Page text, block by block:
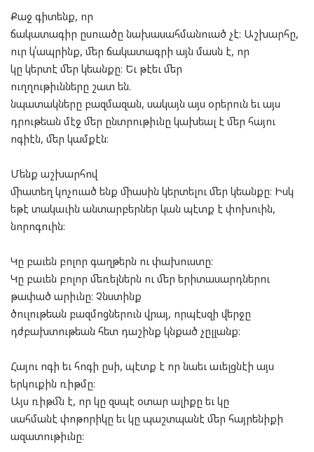
Քաջ գիտենք, որ
ճակատագիր ըսուածը նախասահմանուած չէ։ Աշխարհը,
ուր կ՛ապրինք, մեր ճակատագրի այն մասն է, որ
կը կերտէ մեր կեանքը։ Եւ թէեւ մեր
ուղղութիւնները շատ են.
նպատակները բազմազան, սակայն այս օրերուն եւ այս
դրութեան մէջ մեր ընտրութիւնը կախեալ է մեր հայու
ոգիէն, մեր կամքէն։
Մենք աշխարհով
միատեղ կոչուած ենք միասին կերտելու մեր կեանքը։ Իսկ
եթէ տակաւին անտարբերներ կան պէտք է փոխուին,
նորոգուին։
Կը բաւեն բոլոր գաղթերն ու փախուստը։
Կը բաւեն բոլոր մեռելներն ու մեր երիտասարդներու
թափած արիւնը։ Չնստինք
ծուլութեան բազմոցներուն վրայ, որպէսզի վերջը
դժբախտութեան հետ դաշինք կնքած չըլլանք։
Հայու ոգի եւ հոգի ըսի, պէտք է որ նաեւ աւելցնէի այս
երկուքին ռիթմը։
Այս ռիթմն է, որ կը զսպէ օտար ալիքը եւ կը
սահմանէ փոթորիկը եւ կը պաշտպանէ մեր հայրենիքի
ազատութիւնը։